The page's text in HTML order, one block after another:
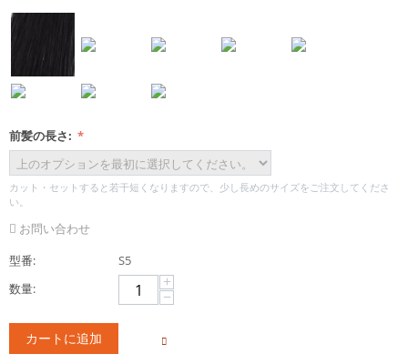
前髪の長さ:
カット・セットすると若干短くなりますので、少し長めのサイズをご注文してくださ
い。
お問い合わせ
型番:
S5
数量:
+
−
カートに追加